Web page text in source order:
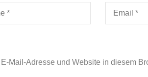
E-Mail-Adresse und Website in diesem